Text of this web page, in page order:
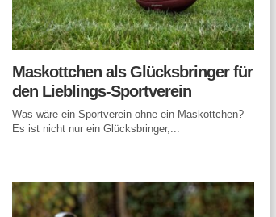
Maskottchen als Glücksbringer für
den Lieblings-Sportverein
Was wäre ein Sportverein ohne ein Maskottchen?
Es ist nicht nur ein Glücksbringer,...